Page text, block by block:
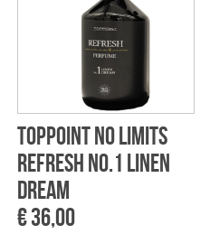
Toppoint No Limits
Refresh No.1 Linen
Dream
€ 36,00